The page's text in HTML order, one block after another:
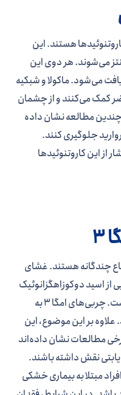
هستند. این
می‌شوند. هر دوی این
می‌شود. ماکولا و شبکیه
کمک می‌کنند و از چشمان
مطالعه نشان داده
جلوگیری کنند.
از این کاروتنوئیدها
چربی اشباع چندگانه هستند. غشای
اسید دوکوزاهگزانوئیک
(DHA) است که نوع خاصی از امگا 3 است. چربی‌های امگا 3 به
بر این موضوع، این
مطالعات نشان داده‌اند
نقش داشته باشند.
برای افراد مبتلا به بیماری خشکی